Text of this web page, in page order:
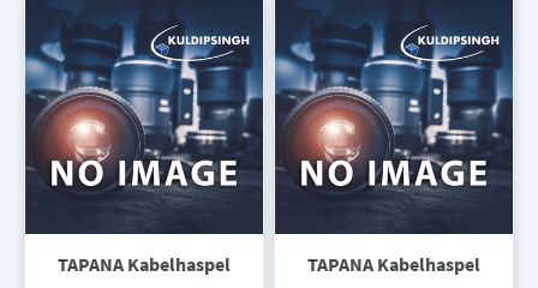
TAPANA Kabelhaspel TAPANA Kabelhaspel